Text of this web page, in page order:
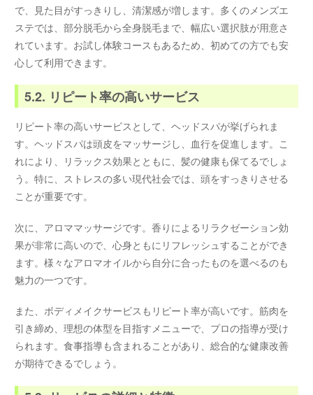
で、見た目がすっきりし、清潔感が増します。多くのメンズエ
ステでは、部分脱毛から全身脱毛まで、幅広い選択肢が用意さ
れています。お試し体験コースもあるため、初めての方でも安
心して利用できます。
5.2. リピート率の高いサービス
リピート率の高いサービスとして、ヘッドスパが挙げられま
す。ヘッドスパは頭皮をマッサージし、血行を促進します。こ
れにより、リラックス効果とともに、髪の健康も保てるでしょ
う。特に、ストレスの多い現代社会では、頭をすっきりさせる
ことが重要です。
次に、アロママッサージです。香りによるリラクゼーション効
果が非常に高いので、心身ともにリフレッシュすることができ
ます。様々なアロマオイルから自分に合ったものを選べるのも
魅力の一つです。
また、ボディメイクサービスもリピート率が高いです。筋肉を
引き締め、理想の体型を目指すメニューで、プロの指導が受け
られます。食事指導も含まれることがあり、総合的な健康改善
が期待できるでしょう。